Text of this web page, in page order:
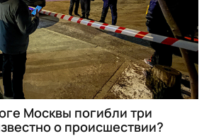
Москвы погибли три
о происшествии?